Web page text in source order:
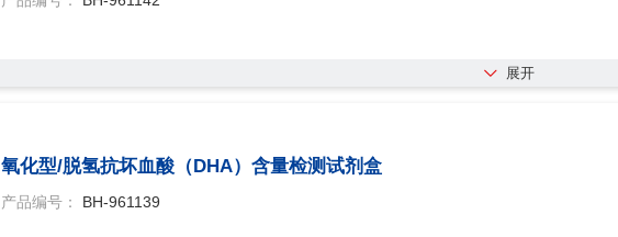
展开
氧化型/脱氢抗坏血酸（DHA）含量检测试剂盒
产品编号： BH-961139